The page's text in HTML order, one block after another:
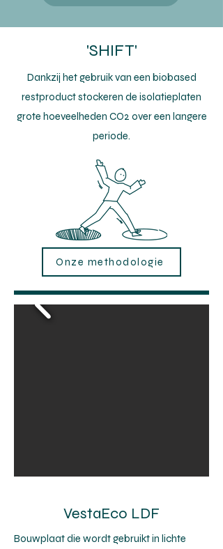
'SHIFT'
Dankzij het gebruik van een biobased
restproduct stockeren de isolatieplaten
grote hoeveelheden CO2 over een langere
periode.
Onze methodologie
VestaEco LDF
Bouwplaat die wordt gebruikt in lichte